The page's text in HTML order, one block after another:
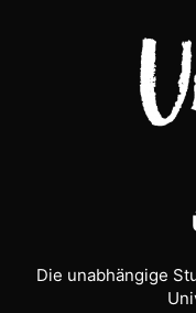
Die unabhängige